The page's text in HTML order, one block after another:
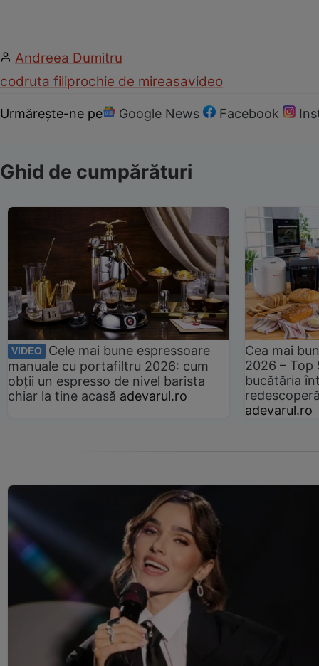
Andreea Dumitru
codruta filiprochie de mireasavideo
Urmărește-ne pe Google News Facebook
Ghid de cumpărături
VIDEO
Cele mai bune espressoare
manuale cu portafiltru 2026: cum
obții un espresso de nivel barista
chiar la tine acasă adevarul.ro
Cea mai
2026 –
bucătăria
adevarul.ro